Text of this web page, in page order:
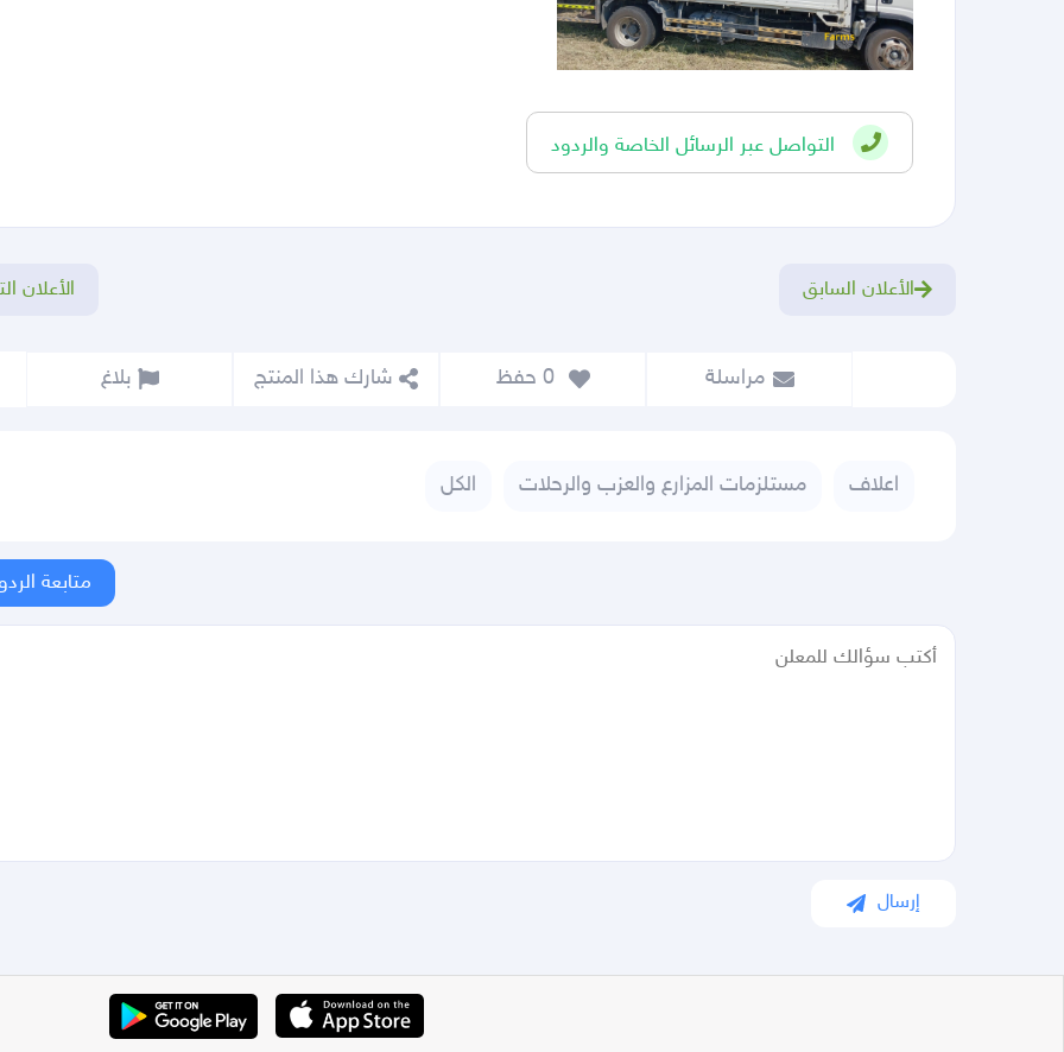
التواصل عبر الرسائل الخاصة والردود
الأعلان السابق الأعلان
مراسلة 0 شارك هذا المنتج بلاغ
اعلاف مستلزمات المزارع والعزب والرحلات الكل
متابعة
إرسال